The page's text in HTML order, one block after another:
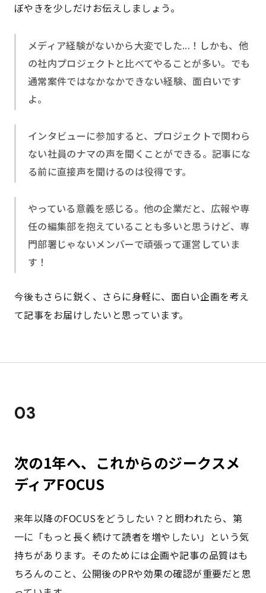
ぼやきを少しだけお伝えしましょう。
メディア経験がないから大変でした...！しかも、他
の社内プロジェクトと比べてやることが多い。でも
通常案件ではなかなかできない経験、面白いです
よ。
インタビューに参加すると、プロジェクトで関わら
ない社員のナマの声を聞くことができる。記事にな
る前に直接声を聞けるのは役得です。
やっている意義を感じる。他の企業だと、広報や専
任の編集部を抱えていることも多いと思うけど、専
門部署じゃないメンバーで頑張って運営していま
す！
今後もさらに鋭く、さらに身軽に、面白い企画を考え
て記事をお届けしたいと思っています。
03
次の1年へ、これからのジークスメ
ディアFOCUS
来年以降のFOCUSをどうしたい？と問われたら、第
一に「もっと長く続けて読者を増やしたい」という気
持ちがあります。そのためには企画や記事の品質はも
ちろんのこと、公開後のPRや効果の確認が重要だと思